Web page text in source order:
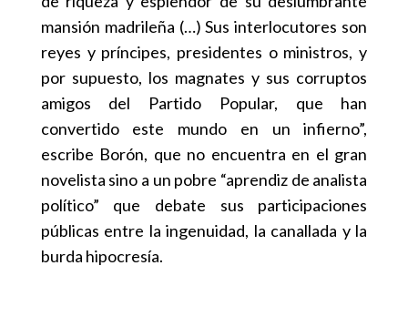
mansión madrileña (…) Sus interlocutores son
reyes y príncipes, presidentes o ministros, y
por supuesto, los magnates y sus corruptos
amigos del Partido Popular, que han
convertido este mundo en un infierno”,
escribe Borón, que no encuentra en el gran
novelista sino a un pobre “aprendiz de analista
político” que debate sus participaciones
públicas entre la ingenuidad, la canallada y la
burda hipocresía.